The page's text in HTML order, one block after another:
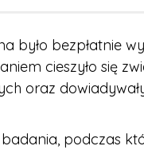
było bezpłatnie
cieszyło się
oraz
podczas